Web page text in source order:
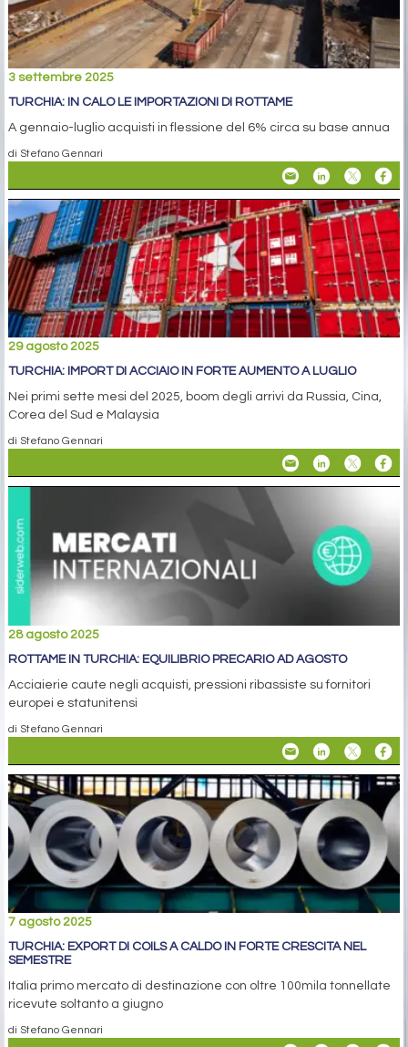
3 settembre 2025
TURCHIA: IN CALO LE IMPORTAZIONI DI ROTTAME
A gennaio-luglio acquisti in flessione del 6% circa su base annua
di Stefano Gennari
29 agosto 2025
TURCHIA: IMPORT DI ACCIAIO IN FORTE AUMENTO A LUGLIO
Nei primi sette mesi del 2025, boom degli arrivi da Russia, Cina,
Corea del Sud e Malaysia
di Stefano Gennari
28 agosto 2025
ROTTAME IN TURCHIA: EQUILIBRIO PRECARIO AD AGOSTO
Acciaierie caute negli acquisti, pressioni ribassiste su fornitori
europei e statunitensi
di Stefano Gennari
7 agosto 2025
TURCHIA: EXPORT DI COILS A CALDO IN FORTE CRESCITA NEL
SEMESTRE
Italia primo mercato di destinazione con oltre 100mila tonnellate
ricevute soltanto a giugno
di Stefano Gennari